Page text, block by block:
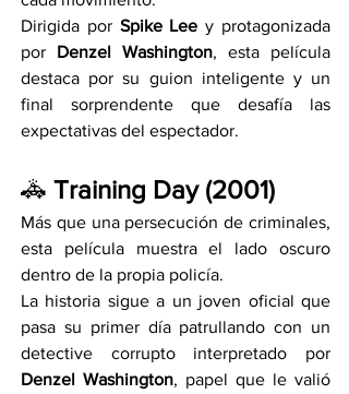
Dirigida por Spike Lee y protagonizada
por Denzel Washington, esta película
destaca por su guion inteligente y un
final sorprendente que desafía las
expectativas del espectador.
🚓 Training Day (2001)
Más que una persecución de criminales,
esta película muestra el lado oscuro
dentro de la propia policía.
La historia sigue a un joven oficial que
pasa su primer día patrullando con un
Denzel Washington, papel que le valió